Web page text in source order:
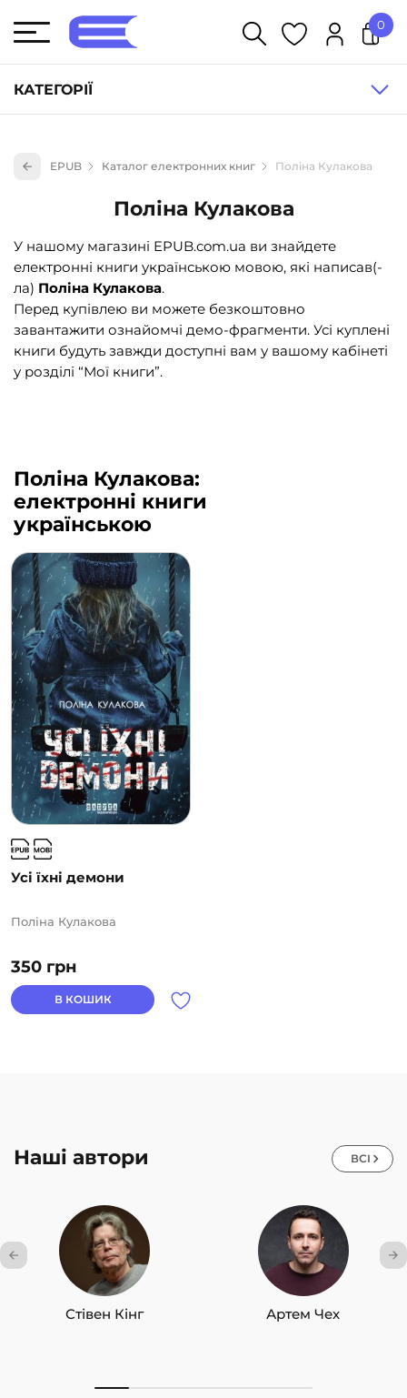
КАТЕГОРІЇ
Книги для дітей (833)
Книги для підлітків (240)
Науково-популярна література (1015)
Навчальна література та посібники (527)
Енциклопедії, довідники, словники (55)
Подарункові сертифікати (1)
0
EPUB Каталог електронних книг Поліна Кулакова
Поліна Кулакова
У нашому магазині EPUB.com.ua ви знайдете
електронні книги українською мовою, які написав(-
ла) Поліна Кулакова.
Перед купівлею ви можете безкоштовно
завантажити ознайомчі демо-фрагменти. Усі куплені
книги будуть завжди доступні вам у вашому кабінеті
у розділі “Мої книги”.
Поліна Кулакова:
електронні книги
українською
Усі їхні демони
350 грн
Поліна Кулакова
В КОШИК
Наші автори ВСІ
Стівен Кінг Артем Чех